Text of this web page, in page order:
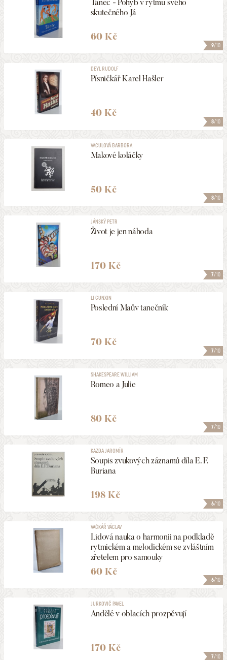
9/10
Tanec - Pohyb v rytmu svého
skutečného Já
60 Kč
8/10
DEYL RUDOLF
Písničkář Karel Hašler
40 Kč
8/10
VACULOVÁ BARBORA
Makové koláčky
50 Kč
7/10
JÁNSKÝ PETR
Život je jen náhoda
170 Kč
7/10
LI CUNXIN
Poslední Maův tanečník
70 Kč
7/10
SHAKESPEARE WILLIAM
Romeo a Julie
80 Kč
6/10
KAZDA JAROMÍR
Soupis zvukových záznamů díla E. F.
Buriana
198 Kč
6/10
VAČKÁŘ VÁCLAV
Lidová nauka o harmonii na podkladě
rytmickém a melodickém se zvláštním
zřetelem pro samouky
60 Kč
7/10
JURKOVIČ PAVEL
Andělé v oblacích prozpěvují
170 Kč